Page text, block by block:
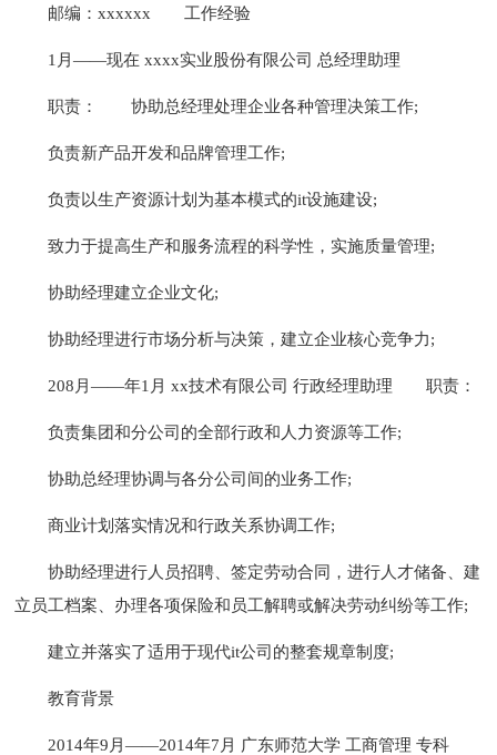
邮编：xxxxxx 工作经验
1月——现在 xxxx实业股份有限公司 总经理助理
职责： 协助总经理处理企业各种管理决策工作;
负责新产品开发和品牌管理工作;
负责以生产资源计划为基本模式的it设施建设;
致力于提高生产和服务流程的科学性，实施质量管理;
协助经理建立企业文化;
协助经理进行市场分析与决策，建立企业核心竞争力;
208月——年1月 xx技术有限公司 行政经理助理 职责：
负责集团和分公司的全部行政和人力资源等工作;
协助总经理协调与各分公司间的业务工作;
商业计划落实情况和行政关系协调工作;
协助经理进行人员招聘、签定劳动合同，进行人才储备、建
立员工档案、办理各项保险和员工解聘或解决劳动纠纷等工作;
建立并落实了适用于现代it公司的整套规章制度;
教育背景
2014年9月——2014年7月 广东师范大学 工商管理 专科